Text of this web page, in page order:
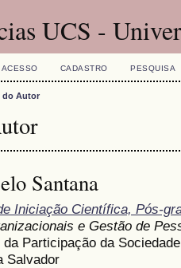
UCS -
ACESSO CADASTRO PESQUISA
do Autor
Santana
Iniciação Científica, Pós-
e Gestão de
da Participação da
Salvador